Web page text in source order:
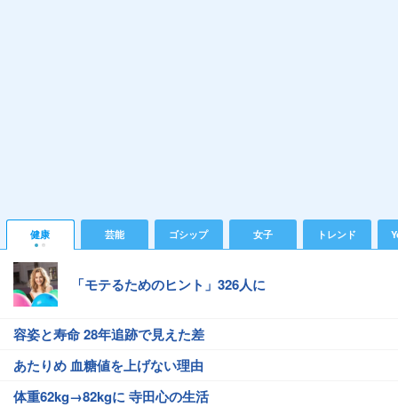
健康 芸能 ゴシップ 女子 トレンド
「モテるためのヒント」326人に
容姿と寿命 28年追跡で見えた差
あたりめ 血糖値を上げない理由
体重62kg→82kgに 寺田心の生活